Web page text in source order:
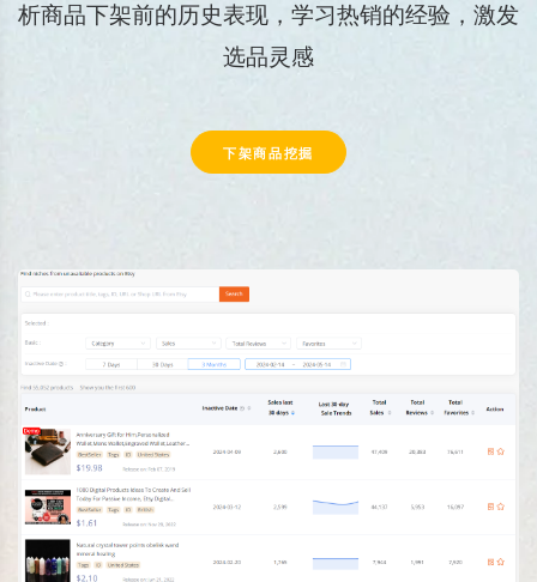
析商品下架前的历史表现，学习热销的经验，激发
选品灵感
下架商品挖掘